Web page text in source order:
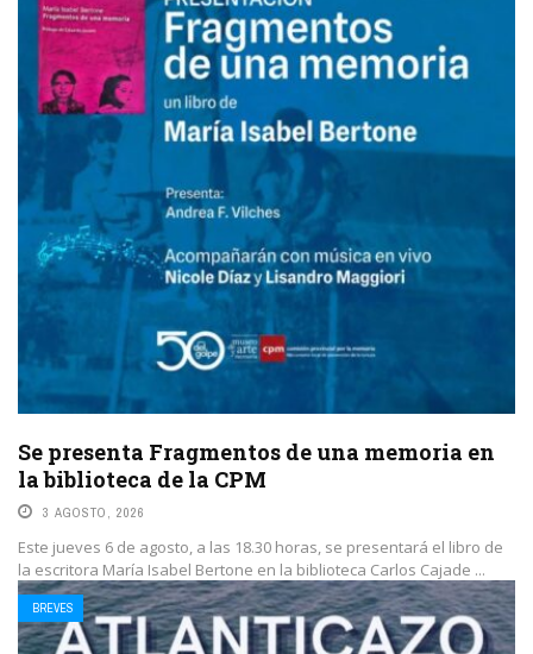
Se presenta Fragmentos de una memoria en
la biblioteca de la CPM
3 AGOSTO, 2026
Este jueves 6 de agosto, a las 18.30 horas, se presentará el libro de
la escritora María Isabel Bertone en la biblioteca Carlos Cajade ...
LEE MAS
BREVES